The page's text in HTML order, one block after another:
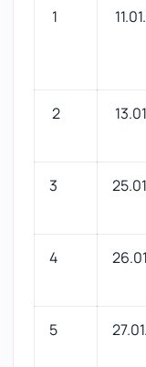
1
2
3
4
5